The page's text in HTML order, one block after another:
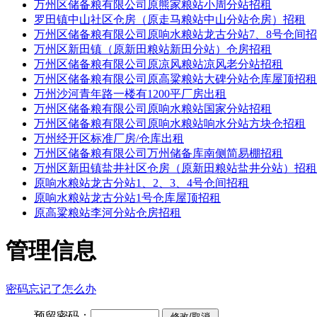
万州区储备粮有限公司原熊家粮站小周分站招租
罗田镇中山社区仓房（原走马粮站中山分站仓房）招租
万州区储备粮有限公司原响水粮站龙古分站7、8号仓间
万州区新田镇（原新田粮站新田分站）仓房招租
万州区储备粮有限公司原凉风粮站凉风老分站招租
万州区储备粮有限公司原高粱粮站大碑分站仓库屋顶招租
万州沙河青年路一楼有1200平厂房出租
万州区储备粮有限公司原响水粮站国家分站招租
万州区储备粮有限公司原响水粮站响水分站方块仓招租
万州经开区标准厂房/仓库出租
万州区储备粮有限公司万州储备库南侧简易棚招租
万州区新田镇盐井社区仓房（原新田粮站盐井分站）招租
原响水粮站龙古分站1、2、3、4号仓间招租
原响水粮站龙古分站1号仓库屋顶招租
原高粱粮站李河分站仓房招租
管理信息
密码忘记了怎么办